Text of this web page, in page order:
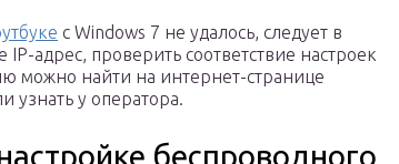
с Windows 7 не удалось, следует в
адрес, проверить соответствие настроек
можно найти на интернет-странице
узнать у оператора.
беспроводного